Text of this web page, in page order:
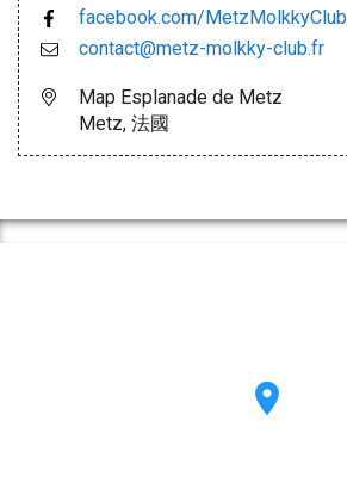
facebook.com/MetzMolkkyClub
contact@metz-molkky-club.fr
Map Esplanade de Metz
Metz, 法國